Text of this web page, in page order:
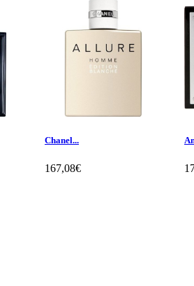
Chanel...
167,08€